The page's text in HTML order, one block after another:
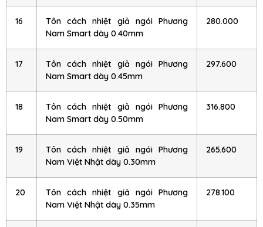
16
Tôn cách nhiệt giả ngói Phương
Nam Smart dày 0.40mm
280.000
17
Tôn cách nhiệt giả ngói Phương
Nam Smart dày 0.45mm
297.600
18
Tôn cách nhiệt giả ngói Phương
Nam Smart dày 0.50mm
316.800
19
Tôn cách nhiệt giả ngói Phương
Nam Việt Nhật dày 0.30mm
265.600
20
Tôn cách nhiệt giả ngói Phương
Nam Việt Nhật dày 0.35mm
278.100